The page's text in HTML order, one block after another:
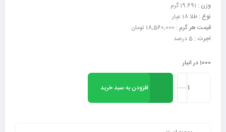
وزن :
نوع : طلا 18 عیار
قیمت هر گرم :
اجرت :
1000 در انبار
افزودن به سبد خرید